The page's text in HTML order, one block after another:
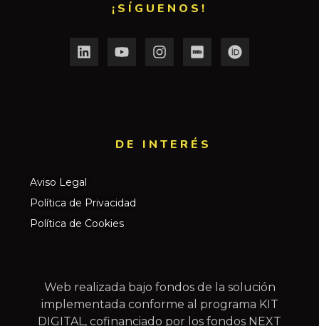
¡SÍGUENOS!
DE INTERÉS​
Aviso Legal
Política de Privacidad
Política de Cookies
Web realizada bajo fondos de la solución
implementada conforme al programa KIT
DIGITAL, cofinanciado por los fondos NEXT